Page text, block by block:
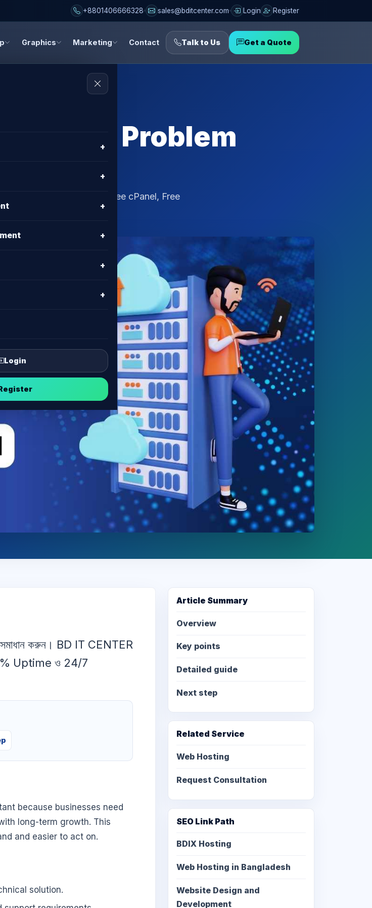
+8801406666328 sales@bditcenter.com Login Register
Graphics Marketing Contact Talk to Us Get a Quote
+
+
+
+
+
+
Login
Login Problem
দিচ্ছে Best Price, Free cPanel, Free
করুন। BD IT CENTER
Uptime ও 24/7
because businesses need
long-term growth. This
and easier to act on.
solution.
Article Summary
Overview
Key points
Detailed guide
Next step
Related Service
Web Hosting
Request Consultation
SEO Link Path
BDIX Hosting
Web Hosting in Bangladesh
Website Design and
Development